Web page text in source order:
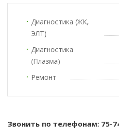
Диагностика (ЖК,
ЭЛТ)
Диагностика
(Плазма)
Ремонт
Звонить по телефонам: 75-